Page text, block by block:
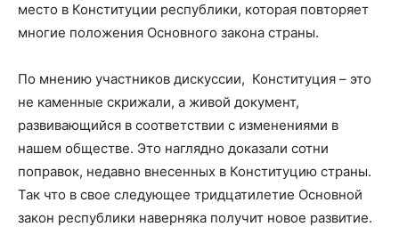
место в Конституции республики, которая повторяет
многие положения Основного закона страны.
По мнению участников дискуссии, Конституция – это
не каменные скрижали, а живой документ,
развивающийся в соответствии с изменениями в
нашем обществе. Это наглядно доказали сотни
поправок, недавно внесенных в Конституцию страны.
Так что в свое следующее тридцатилетие Основной
закон республики наверняка получит новое развитие.